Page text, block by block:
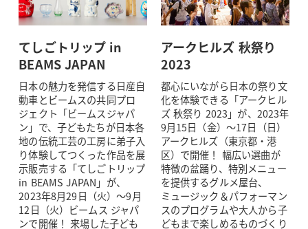
てしごトリップ in
BEAMS JAPAN
日本の魅力を発信する日産自
動車とビームスの共同プロ
ジェクト「ビームスジャパ
ン」で、子どもたちが日本各
地の伝統工芸の工房に弟子入
り体験してつくった作品を展
示販売する「てしごトリップ
in BEAMS JAPAN」が、
2023年8月29日（火）～9月
12日（火）ビームス ジャパ
ンで開催！ 来場した子ども
アークヒルズ 秋祭り
2023
都心にいながら日本の祭り文
化を体験できる「アークヒル
ズ 秋祭り 2023」が、2023年
9月15日（金）～17日（日）
アークヒルズ（東京都・港
区）で開催！ 幅広い選曲が
特徴の盆踊り、特別メニュー
を提供するグルメ屋台、
ミュージック＆パフォーマン
スのプログラムや大人から子
どもまで楽しめるものづくり